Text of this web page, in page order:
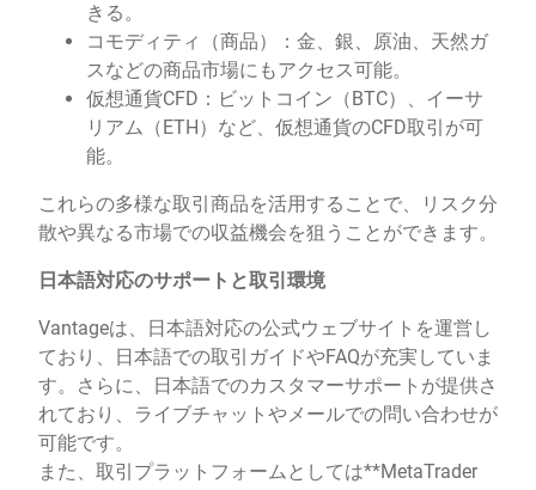
きる。
コモディティ（商品）：金、銀、原油、天然ガ
スなどの商品市場にもアクセス可能。
仮想通貨CFD：ビットコイン（BTC）、イーサ
リアム（ETH）など、仮想通貨のCFD取引が可
能。
これらの多様な取引商品を活用することで、リスク分
散や異なる市場での収益機会を狙うことができます。
日本語対応のサポートと取引環境
Vantageは、日本語対応の公式ウェブサイトを運営し
ており、日本語での取引ガイドやFAQが充実していま
す。さらに、日本語でのカスタマーサポートが提供さ
れており、ライブチャットやメールでの問い合わせが
可能です。
また、取引プラットフォームとしては**MetaTrader